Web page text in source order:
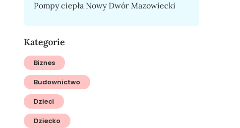
Pompy ciepła Nowy Dwór Mazowiecki
Kategorie
Biznes
Budownictwo
Dzieci
Dziecko